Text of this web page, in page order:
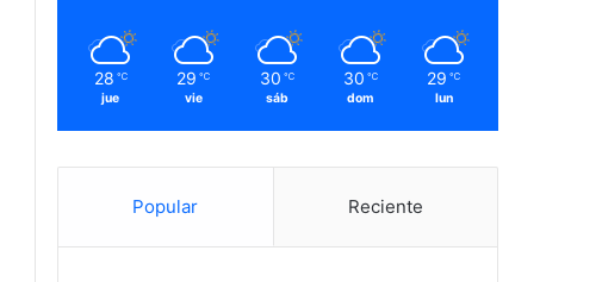
28 ℃
jue
29 ℃
vie
30 ℃
sáb
30 ℃
dom
29 ℃
lun
Popular Reciente